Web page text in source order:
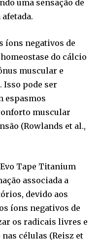
uma sensação de
íons negativos de
do cálcio
muscular e
Isso pode ser
espasmos
muscular
(Rowlands et al.,
Tape Titanium
associada a
devido aos
íons negativos de
os radicais livres e
células (Reisz et